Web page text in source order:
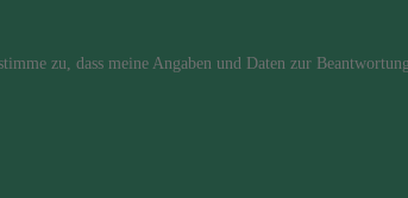
zu, dass meine Angaben und Daten zur